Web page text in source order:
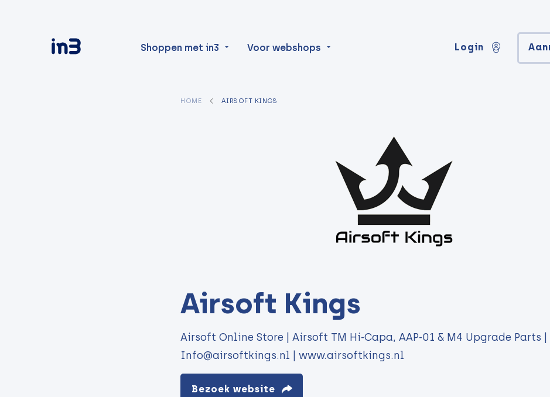
Shoppen met in3 Voor webshops Login
HOME AIRSOFT KINGS
Airsoft Kings
Airsoft Online Store | Airsoft TM Hi-Capa, AAP-01 & M4 Upgrade Parts |
Info@airsoftkings.nl | www.airsoftkings.nl
Bezoek website